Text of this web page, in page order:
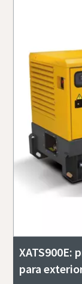
XATS900E:
para